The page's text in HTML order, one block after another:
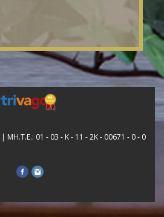
| ΜΗ.Τ.Ε.: 01 - 03 - Κ - 11 - 2Κ - 00671 - 0 - 0